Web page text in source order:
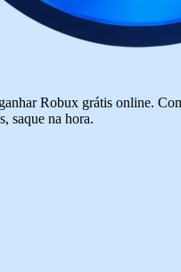
Robux grátis online.
saque na hora.